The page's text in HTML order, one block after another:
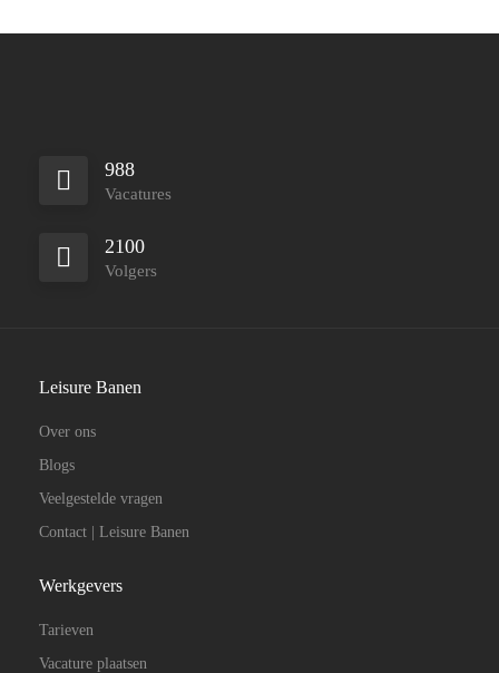
988
Vacatures
2100
Volgers
Leisure Banen
Over ons
Blogs
Veelgestelde vragen
Contact | Leisure Banen
Werkgevers
Tarieven
Vacature plaatsen